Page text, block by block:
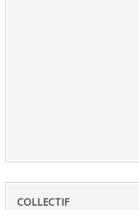
‎COLLECTIF‎